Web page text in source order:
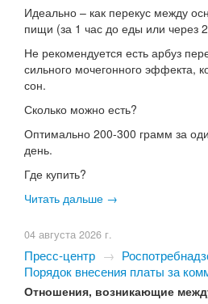
Идеально – как перекус между
пищи (за 1 час до еды или через
Не рекомендуется есть арбуз
сильного мочегонного эффекта,
сон.
Сколько можно есть?
Оптимально 200-300 грамм за
день.
Где купить?
Читать дальше →
04 августа 2026 г.
Пресс-центр →
Порядок внесения платы за
Отношения, возникающие